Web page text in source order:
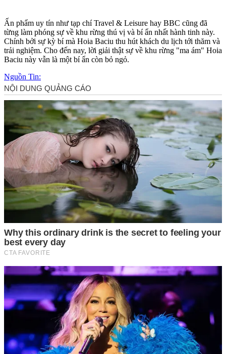
Ấn phẩm uy tín như tạp chí Travel & Leisure hay BBC cũng đã
từng làm phóng sự về khu rừng thú vị và bí ẩn nhất hành tinh này.
Chính bởi sự kỳ bí mà Hoia Baciu thu hút khách du lịch tới thăm và
trải nghiệm. Cho đến nay, lời giải thật sự về khu rừng "ma ám" Hoia
Baciu này vẫn là một bí ẩn còn bỏ ngỏ.
Nguồn Tin: